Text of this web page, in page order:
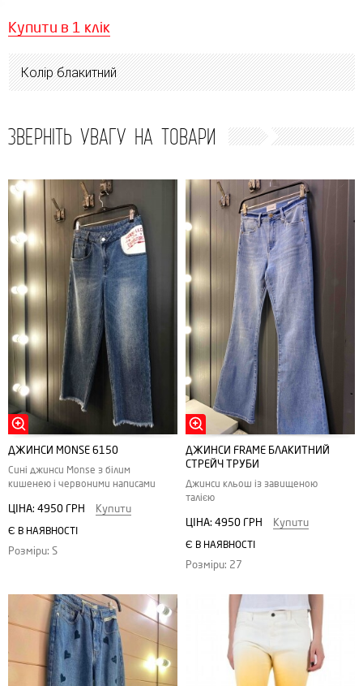
Купити в 1 клік
Колір блакитний
ЗВЕРНІТЬ УВАГУ НА ТОВАРИ
ДЖИНСИ MONSE 6150
Сині джинси Monse з білим
кишенею і червоними написами
ЦІНА: 4950 ГРН Купити
Є В НАЯВНОСТІ
Розміри: S
ДЖИНСИ FRAME БЛАКИТНИЙ
СТРЕЙЧ ТРУБИ
Джинси кльош із завищеною
талією
ЦІНА: 4950 ГРН Купити
Є В НАЯВНОСТІ
Розміри: 27